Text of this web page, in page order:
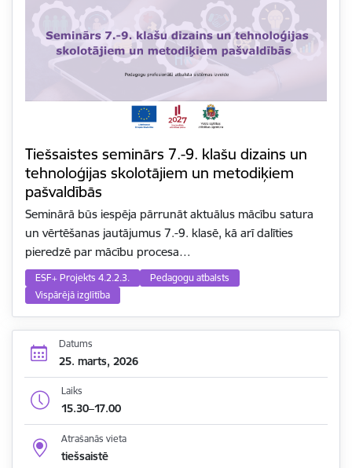
Tiešsaistes seminārs 7.-9. klašu dizains un
tehnoloģijas skolotājiem un metodiķiem
pašvaldībās
Seminārā būs iespēja pārrunāt aktuālus mācību satura
un vērtēšanas jautājumus 7.-9. klasē, kā arī dalīties
pieredzē par mācību procesa…
ESF+ Projekts 4.2.2.3.
Pedagogu atbalsts
Vispārējā izglītība
Datums
25. marts, 2026
Laiks
15.30–17.00
Atrašanās vieta
tiešsaistē